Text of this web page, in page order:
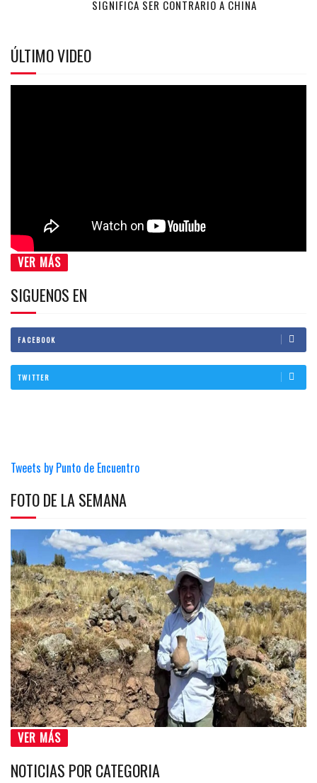
SIGNIFICA SER CONTRARIO A CHINA
ÚLTIMO VIDEO
VER MÁS
SIGUENOS EN
FACEBOOK
TWITTER
Tweets by Punto de Encuentro
FOTO DE LA SEMANA
VER MÁS
NOTICIAS POR CATEGORIA